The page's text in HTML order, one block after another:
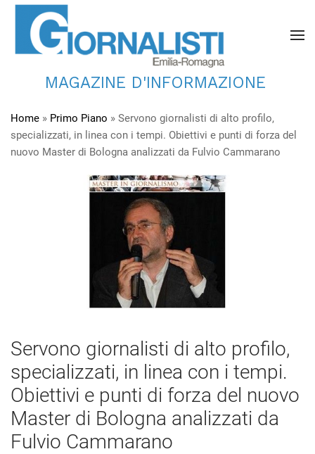
MAGAZINE D'INFORMAZIONE
Home » Primo Piano » Servono giornalisti di alto profilo,
specializzati, in linea con i tempi. Obiettivi e punti di forza del
nuovo Master di Bologna analizzati da Fulvio Cammarano
Servono giornalisti di alto profilo,
specializzati, in linea con i tempi.
Obiettivi e punti di forza del nuovo
Master di Bologna analizzati da
Fulvio Cammarano